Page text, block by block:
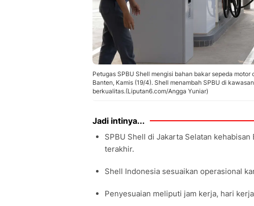
Petugas SPBU Shell mengisi bahan bakar sepeda
Banten, Kamis (19/4). Shell menambah SPBU di
berkualitas.(Liputan6.com/Angga Yuniar)
Jadi intinya...
SPBU Shell di Jakarta Selatan
terakhir.
Shell Indonesia sesuaikan operasional
Penyesuaian meliputi jam kerja, hari